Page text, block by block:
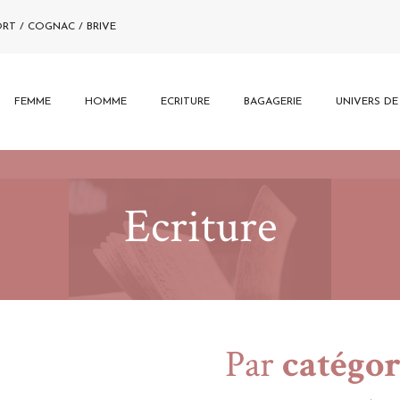
/ COGNAC / BRIVE
FEMME HOMME ECRITURE BAGAGERIE UNIVERS
Ecriture
Par